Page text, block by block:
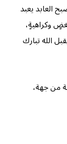
العابد يعبد
وكراهيةٍ،
الله تبارك
من جهة،